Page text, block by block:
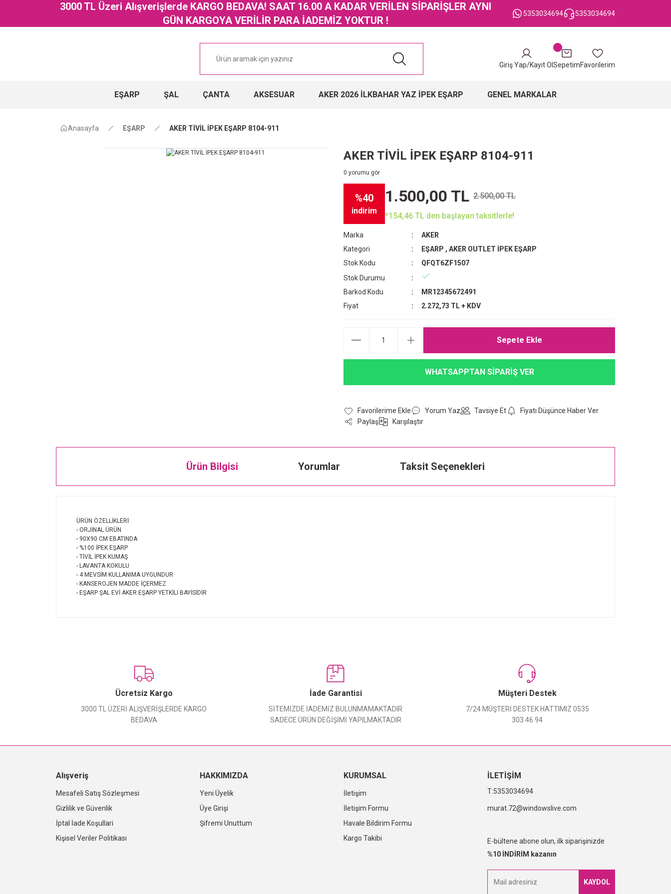
3000 TL Üzeri Alışverişlerde KARGO BEDAVA! SAAT 16.00 A KADAR VERİLEN SİPARİŞLER AYNI
GÜN KARGOYA VERİLİR PARA İADEMİZ YOKTUR !
5353034694 5353034694
Giriş Yap/Kayıt Ol SepetimFavorilerim
EŞARP ŞAL ÇANTA AKSESUAR AKER 2026 İLKBAHAR YAZ İPEK EŞARP GENEL MARKALAR
Anasayfa EŞARP AKER TİVİL İPEK EŞARP 8104-911
AKER TİVİL İPEK EŞARP 8104-911
0 yorumu gör
%40
indirim
1.500,00 TL 2.500,00 TL
*154,46 TL den başlayan taksitlerle!
Marka
AKER
Kategori
EŞARP , AKER OUTLET İPEK EŞARP
Stok Kodu
QFQT6ZF1507
Stok Durumu
Barkod Kodu
MR12345672491
Fiyat
2.272,73 TL + KDV
Sepete Ekle
WHATSAPPTAN SİPARİŞ VER
Yorum Yaz Tavsiye Et
Fiyatı Düşünce Haber Ver
Paylaş
Karşılaştır
Ürün Bilgisi Yorumlar Taksit Seçenekleri
ÜRÜN ÖZELLİKLERİ
- ORJİNAL ÜRÜN
- 90X90 CM EBATINDA
- %100 İPEK EŞARP
- TİVİL İPEK KUMAŞ
- LAVANTA KOKULU
- 4 MEVSİM KULLANIMA UYGUNDUR
- KANSEROJEN MADDE İÇERMEZ
- EŞARP ŞAL EVİ AKER EŞARP YETKİLİ BAYİSİDİR
Yorum Yaz
Ücretsiz Kargo
3000 TL ÜZERİ ALIŞVERİŞLERDE KARGO
BEDAVA
İade Garantisi
SİTEMİZDE İADEMİZ BULUNMAMAKTADIR
SADECE ÜRÜN DEĞİŞİMİ YAPILMAKTADIR
Müşteri Destek
7/24 MÜŞTERİ DESTEK HATTIMIZ 0535
303 46 94
Alışveriş
Mesafeli Satış Sözleşmesi
Gizlilik ve Güvenlik
İptal İade Koşullari
Kişisel Veriler Politikası
HAKKIMIZDA
Yeni Üyelik
Üye Girişi
Şifremi Unuttum
KURUMSAL
İletişim
İletişim Formu
Havale Bildirim Formu
Kargo Takibi
İLETİŞİM
5353034694
murat.72@windowslive.com
E-bültene abone olun, ilk siparişinizde
%10 İNDİRİM kazanın
KAYDOL